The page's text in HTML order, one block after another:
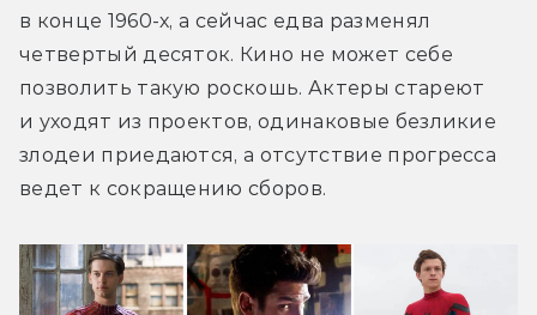
в конце 1960-х, а сейчас едва разменял
четвертый десяток. Кино не может себе
позволить такую роскошь. Актеры стареют
и уходят из проектов, одинаковые безликие
злодеи приедаются, а отсутствие прогресса
ведет к сокращению сборов.